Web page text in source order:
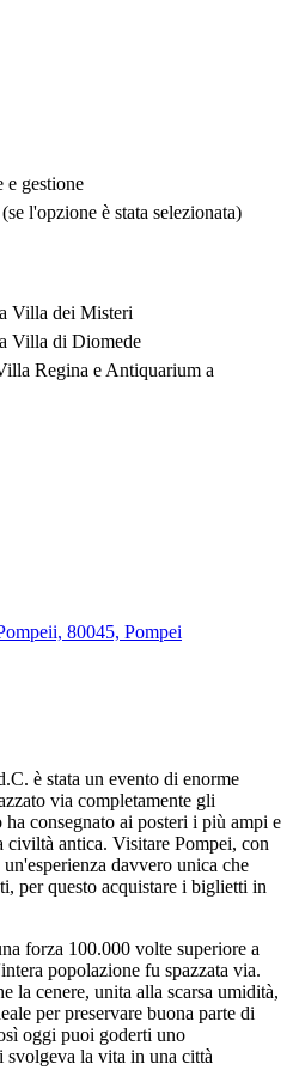
e gestione
l'opzione è stata selezionata)
Villa dei Misteri
Villa di Diomede
Regina e Antiquarium a
80045, Pompei
è stata un evento di enorme
via completamente gli
consegnato ai posteri i più ampi e
antica. Visitare Pompei, con
davvero unica che
per questo acquistare i biglietti in
forza 100.000 volte superiore a
popolazione fu spazzata via.
la cenere, unita alla scarsa umidità,
per preservare buona parte di
oggi puoi goderti uno
svolgeva la vita in una città